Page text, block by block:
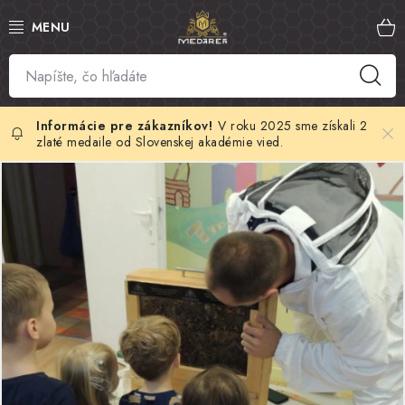
na
SLOVENSKÝ MED
MANUKA MED
VČELÍ PEĽ
PROPOLIS
MATERSKÁ KAŠIČKA
VČELÍ JED
MEDOVÁ KOZMETIKA
V roku 2025 sme získali 2
zlaté medaile od Slovenskej akadémie vied.
č
e
l
í
r
a
n